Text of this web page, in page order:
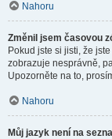
Nahoru
Změnil jsem časovou
Pokud jste si jisti, že
zobrazuje nesprávně,
Upozorněte na to,
Nahoru
Můj jazyk není na